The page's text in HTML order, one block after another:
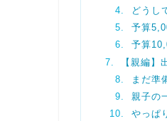
どうし
予算
予算
【親編
まだ準
親子の
やっぱ